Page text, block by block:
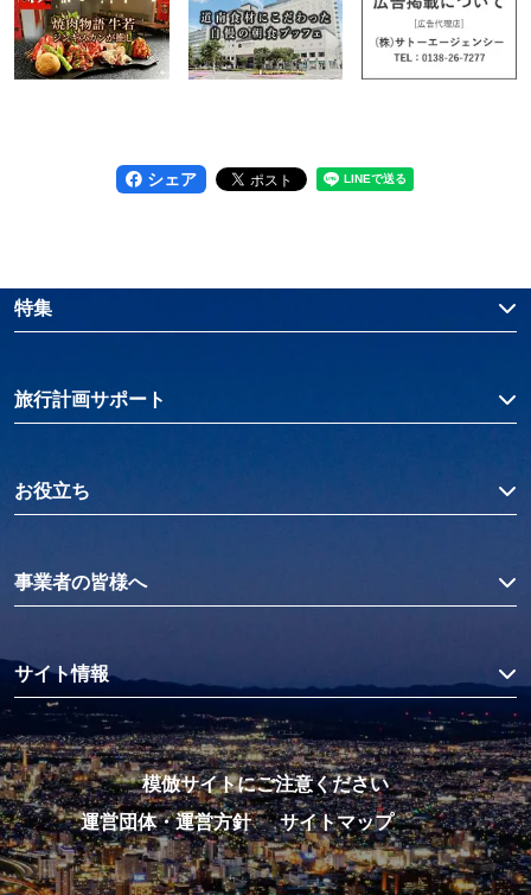
シェア
特集
旅行計画サポート
お役立ち
事業者の皆様へ
サイト情報
模倣サイトにご注意ください
運営団体・運営方針
サイトマップ